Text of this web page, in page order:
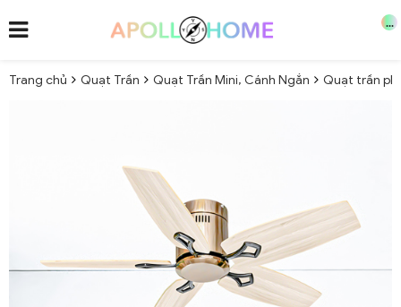
...
Trang chủ Quạt Trần Quạt Trần Mini, Cánh Ngắn Quạt trần